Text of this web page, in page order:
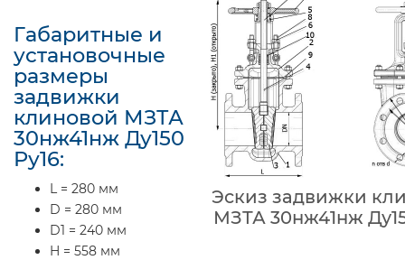
Габаритные и
установочные
размеры
задвижки
клиновой МЗТА
30нж41нж Ду150
Ру16:
L = 280 мм
D = 280 мм
D1 = 240 мм
H = 558 мм
Эскиз задвижки
МЗТА 30нж41нж